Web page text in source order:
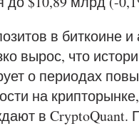
в биткоине и
вырос, что
о периодах
на крипторынке,
в CryptoQuant.